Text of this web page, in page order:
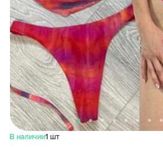
В наличии1 шт